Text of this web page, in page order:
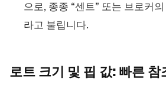
으로, 종종 “센트” 또는 브로커
라고 불립니다.
로트 크기 및 핍 값: 빠른 참